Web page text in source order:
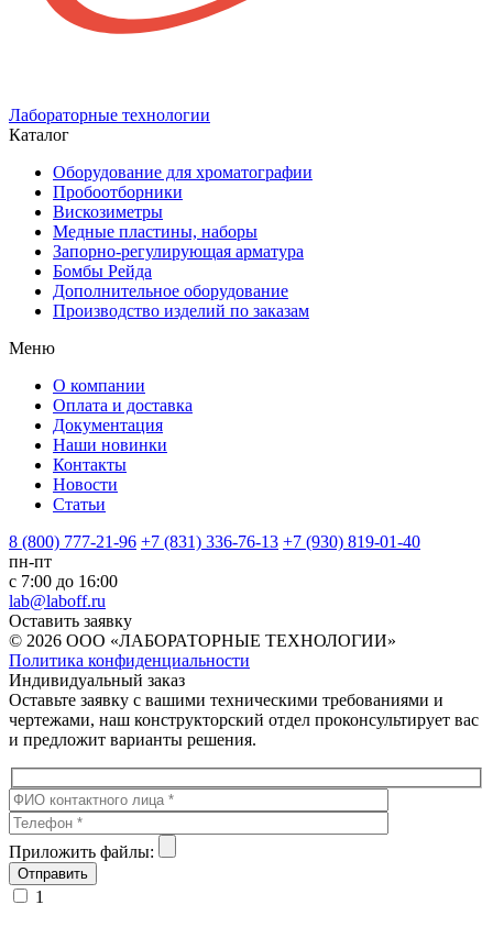
Лабораторные технологии
Каталог
Оборудование для хроматографии
Пробоотборники
Вискозиметры
Медные пластины, наборы
Запорно-регулирующая арматура
Бомбы Рейда
Дополнительное оборудование
Производство изделий по заказам
Меню
О компании
Оплата и доставка
Документация
Наши новинки
Контакты
Новости
Статьи
8 (800) 777-21-96 +7 (831) 336-76-13 +7 (930) 819-01-40
пн-пт
с 7:00 до 16:00
lab@laboff.ru
Оставить заявку
© 2026 ООО «ЛАБОРАТОРНЫЕ ТЕХНОЛОГИИ»
Политика конфиденциальности
Индивидуальный заказ
Оставьте заявку с вашими техническими требованиями и
чертежами, наш конструкторский отдел проконсультирует вас
и предложит варианты решения.
Приложить файлы:
1